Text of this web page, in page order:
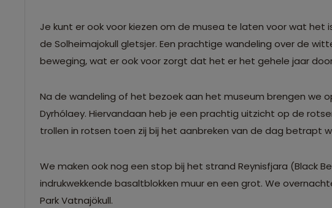
Je kunt er ook voor kiezen om de musea te laten voor wat het
de Solheimajokull gletsjer. Een prachtige wandeling over de
beweging, wat er ook voor zorgt dat het er het gehele jaar
Na de wandeling of het bezoek aan het museum brengen we
Dyrhólaey. Hiervandaan heb je een prachtig uitzicht op de
trollen in rotsen toen zij bij het aanbreken van de dag betrapt
We maken ook nog een stop bij het strand Reynisfjara (Black
indrukwekkende basaltblokken muur en een grot. We
Park Vatnajökull.